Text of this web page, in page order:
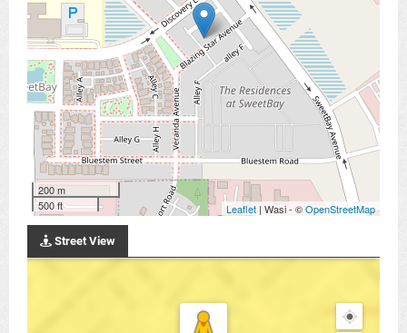
200 m
500 ft
Leaflet | Wasi - ©OpenStreetMap
Street View